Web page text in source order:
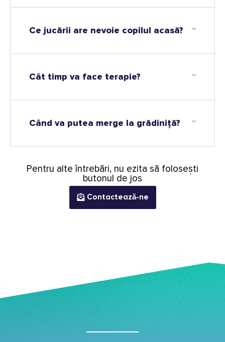
Ce jucării are nevoie copilul acasă?
Cât timp va face terapie?
Când va putea merge la grădiniţă?
Pentru alte întrebări, nu ezita să folosești
butonul de jos
Contactează-ne